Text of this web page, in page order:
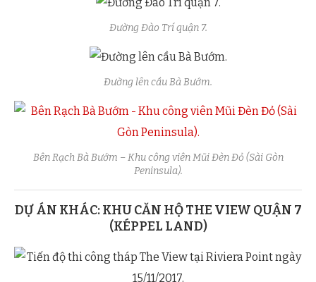
Đường Đào Trí quận 7.
Đường lên cầu Bà Bướm.
Bên Rạch Bà Bướm – Khu công viên Mũi Đèn Đỏ (Sài Gòn
Peninsula).
DỰ ÁN KHÁC: KHU CĂN HỘ THE VIEW QUẬN 7
(KÉPPEL LAND)